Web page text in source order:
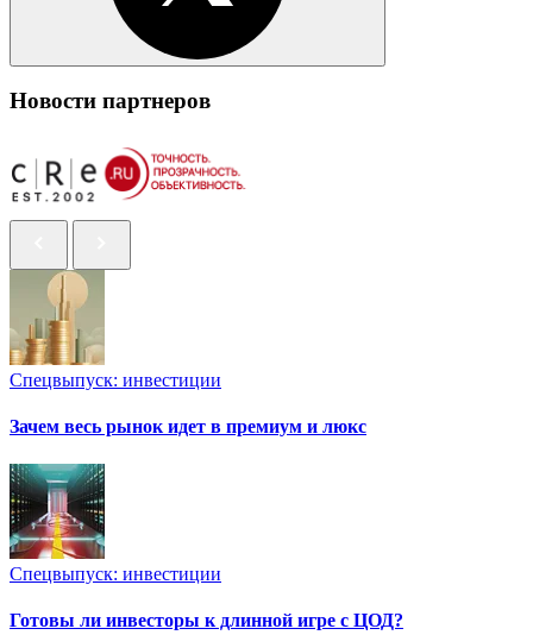
Новости партнеров
Спецвыпуск: инвестиции
Зачем весь рынок идет в премиум и люкс
Спецвыпуск: инвестиции
Готовы ли инвесторы к длинной игре с ЦОД?